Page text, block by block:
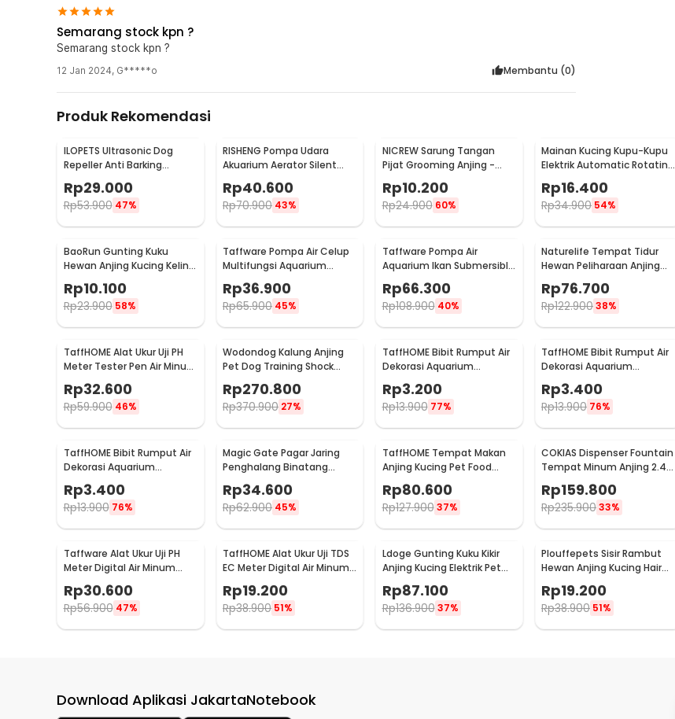
Semarang stock kpn ?
Semarang stock kpn ?
12 Jan 2024, G*****o Membantu (0)
Produk Rekomendasi
ILOPETS Ultrasonic Dog
Repeller Anti Barking
Rp29.000
Rp53.900 47%
RISHENG Pompa Udara
Akuarium Aerator Silent
Hemat Energi 2.4W - RS-511
Rp40.600
Rp70.900 43%
NICREW Sarung Tangan
Pijat Grooming Anjing -
Rp10.200
Rp24.900 60%
Mainan Kucing Kupu-Kupu
Elektrik Automatic Rotating
Flying Butterfly
Rp16.400
Rp34.900 54%
BaoRun Gunting Kuku
Hewan Anjing Kucing Kelinci
Rp10.100
Rp23.900 58%
Taffware Pompa Air Celup
Multifungsi Aquarium
Submersible Pump 12V -
QR30E
Rp36.900
Rp65.900 45%
Taffware Pompa Air
Aquarium Ikan Submersible
Pump 12V 22W - 12V5M
Rp66.300
Rp108.900 40%
Naturelife Tempat Tidur
Hewan Peliharaan Anjing
Kucing Pet Dog Bed Size L -
NR884
Rp76.700
Rp122.90038%
TaffHOME Alat Ukur Uji PH
Meter Tester Pen Air Minum
Akuarium - PH-009
Rp32.600
Rp59.900 46%
Wodondog Kalung Anjing
Pet Dog Training Shock
Collar Stop Barking 800M -
JXG0031
Rp270.800
Rp370.900 27%
TaffHOME Bibit Rumput Air
Dekorasi Aquarium
Landscape Ornament 10g
Big Leaf - H0027
Rp3.200
Rp13.900 77%
TaffHOME Bibit Rumput Air
Dekorasi Aquarium
Landscape Ornament 10g
Big Fescue - H0027
Rp3.400
Rp13.900 76%
TaffHOME Bibit Rumput Air
Dekorasi Aquarium
Landscape Ornament 10g
Love Grass - H0027
Rp3.400
Rp13.900 76%
Magic Gate Pagar Jaring
Penghalang Binatang
Portable Pet Mesh Fence -
TV1
Rp34.600
Rp62.900 45%
TaffHOME Tempat Makan
Anjing Kucing Pet Food
Dispenser - PET0640
Rp80.600
Rp127.900 37%
COKIAS Dispenser Fountain
Tempat Minum Anjing 2.4L
Rp159.800
Rp235.90033%
Taffware Alat Ukur Uji PH
Meter Digital Air Minum
Akuarium Tester - PH02
Rp30.600
Rp56.900 47%
TaffHOME Alat Ukur Uji TDS
EC Meter Digital Air Minum
Rp19.200
Rp38.900 51%
Ldoge Gunting Kuku Kikir
Anjing Kucing Elektrik Pet
Nail Grinder - LX01
Rp87.100
Rp136.900 37%
Plouffepets Sisir Rambut
Hewan Anjing Kucing Hair
Rp19.200
Rp38.900 51%
Download Aplikasi JakartaNotebook